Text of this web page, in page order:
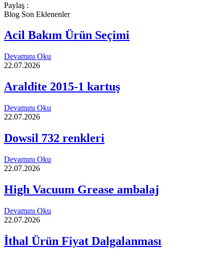
Paylaş :
Blog Son Eklenenler
Acil Bakım Ürün Seçimi
Devamını Oku
22.07.2026
Araldite 2015-1 kartuş
Devamını Oku
22.07.2026
Dowsil 732 renkleri
Devamını Oku
22.07.2026
High Vacuum Grease ambalaj
Devamını Oku
22.07.2026
İthal Ürün Fiyat Dalgalanması